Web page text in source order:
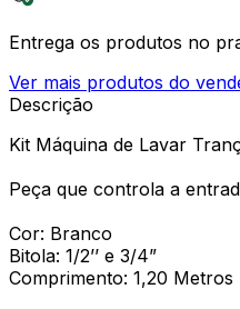
Entrega os produtos no
Ver mais produtos do
Descrição
Kit Máquina de Lavar
Peça que controla a
Cor: Branco
Bitola: 1/2’’ e 3/4”
Comprimento: 1,20 Metros